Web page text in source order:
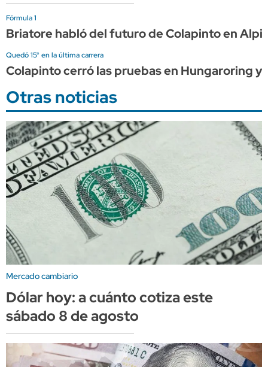
Fórmula 1
Briatore habló del futuro de Colapinto en
Quedó 15° en la última carrera
Colapinto cerró las pruebas en Hungaroring
Otras noticias
Mercado cambiario
Dólar hoy: a cuánto cotiza este
sábado 8 de agosto